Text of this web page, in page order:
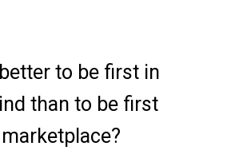
better to be first in
than to be first